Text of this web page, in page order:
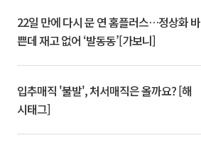
22일 만에 다시 문 연 홈플러스…정상화 바
쁜데 재고 없어 ‘발동동’[가보니]
입추매직 '불발', 처서매직은 올까요? [해
시태그]